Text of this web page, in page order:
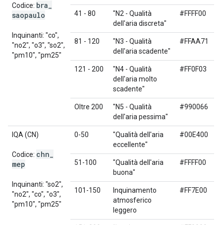
Codice: bra
saopaulo
Inquinanti: "co",
"no2", "o3", "so2",
"pm10", "pm25"
41 - 80
"N2 - Qualità
dell'aria discreta"
#FFFF00
81 - 120
"N3 - Qualità
dell'aria scadente"
#FFAA71
121 - 200
"N4 - Qualità
dell'aria molto
scadente"
#FF0F03
Oltre 200
"N5 - Qualità
dell'aria pessima"
#990066
IQA (CN)
Codice: chn
mep
Inquinanti: "so2",
"no2", "co", "o3",
"pm10", "pm25"
0-50
"Qualità dell'aria
eccellente"
#00E400
51-100
"Qualità dell'aria
buona"
#FFFF00
101-150
Inquinamento
atmosferico
leggero
#FF7E00